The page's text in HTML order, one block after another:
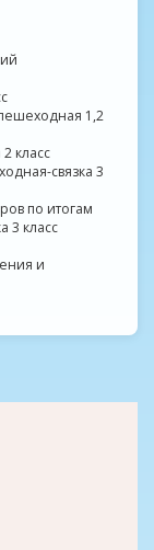
1,2
класс
связка 3
по итогам
3 класс
и